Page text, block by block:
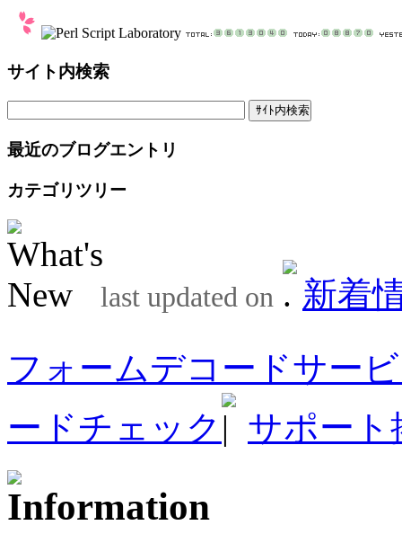
サイト内検索
最近のブログエントリ
カテゴリツリー
last updated on
新着
フォームデコードサー
ードチェック
サポート